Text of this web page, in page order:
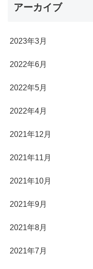
アーカイブ
2023年3月
2022年6月
2022年5月
2022年4月
2021年12月
2021年11月
2021年10月
2021年9月
2021年8月
2021年7月